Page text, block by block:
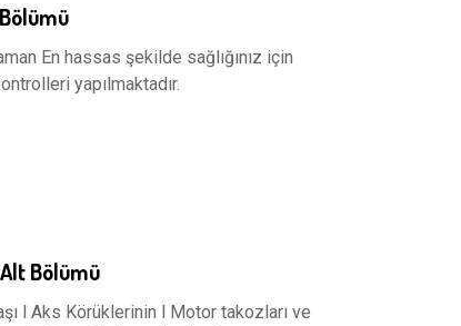
En hassas şekilde sağlığınız için
yapılmaktadır.
Bölümü
l Aks Körüklerinin l Motor takozları ve